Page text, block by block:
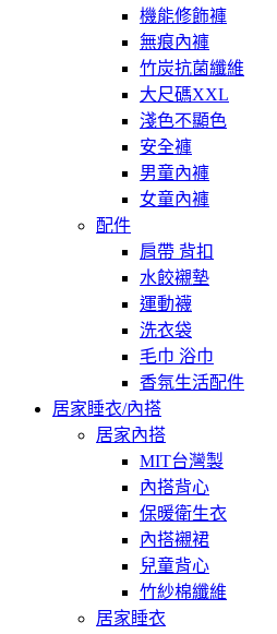
機能修飾褲
無痕內褲
竹炭抗菌纖維
大尺碼XXL
淺色不顯色
安全褲
男童內褲
女童內褲
配件
肩帶 背扣
水餃襯墊
運動襪
洗衣袋
毛巾 浴巾
香氛生活配件
居家睡衣/內搭
居家內搭
MIT台灣製
內搭背心
保暖衛生衣
內搭襯裙
兒童背心
竹紗棉纖維
居家睡衣